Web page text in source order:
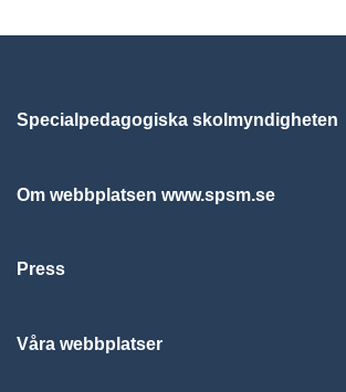
Specialpedagogiska skolmyndigheten
Om webbplatsen www.spsm.se
Press
Våra webbplatser